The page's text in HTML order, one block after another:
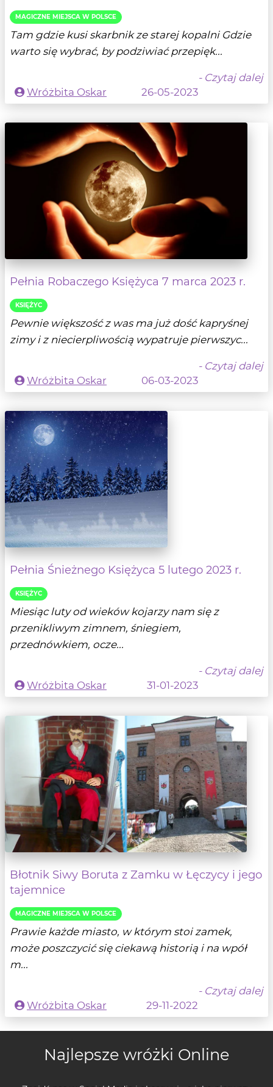
MAGICZNE MIEJSCA W POLSCE
Tam gdzie kusi skarbnik ze starej kopalni Gdzie
warto się wybrać, by podziwiać przepięk...
- Czytaj dalej
Wróżbita Oskar
26-05-2023
Pełnia Robaczego Księżyca 7 marca 2023 r.
KSIĘŻYC
Pewnie większość z was ma już dość kapryśnej
zimy i z niecierpliwością wypatruje pierwszyc...
- Czytaj dalej
Wróżbita Oskar
06-03-2023
Pełnia Śnieżnego Księżyca 5 lutego 2023 r.
KSIĘŻYC
Miesiąc luty od wieków kojarzy nam się z
przenikliwym zimnem, śniegiem,
przednówkiem, ocze...
- Czytaj dalej
Wróżbita Oskar
31-01-2023
Błotnik Siwy Boruta z Zamku w Łęczycy i jego
tajemnice
MAGICZNE MIEJSCA W POLSCE
Prawie każde miasto, w którym stoi zamek,
może poszczycić się ciekawą historią i na wpół
m...
- Czytaj dalej
Wróżbita Oskar
29-11-2022
Najlepsze wróżki Online